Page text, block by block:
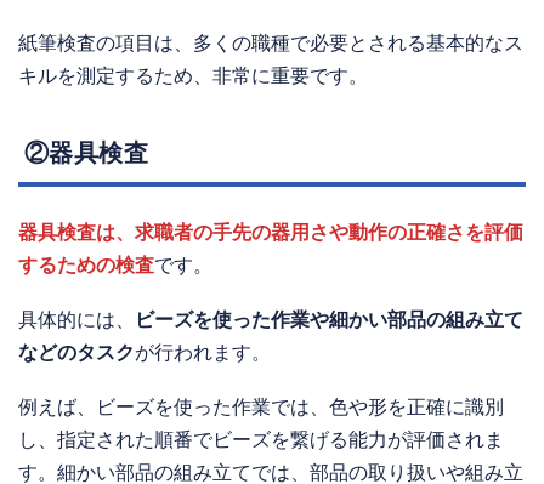
紙筆検査の項目は、多くの職種で必要とされる基本的なス
キルを測定するため、非常に重要です。
②器具検査
器具検査は、求職者の手先の器用さや動作の正確さを評価
するための検査です。
具体的には、
ビーズを使った作業や細かい部品の組み立て
などのタスクが行われます。
例えば、ビーズを使った作業では、色や形を正確に識別
し、指定された順番でビーズを繋げる能力が評価されま
す。細かい部品の組み立てでは、部品の取り扱いや組み立